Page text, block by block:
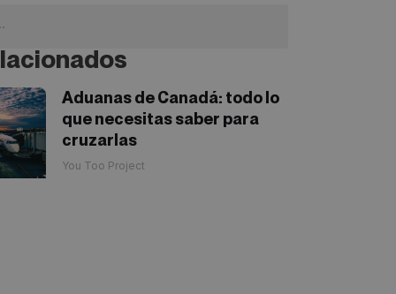
Aduanas de Canadá: todo lo
que necesitas saber para
cruzarlas
You Too Project